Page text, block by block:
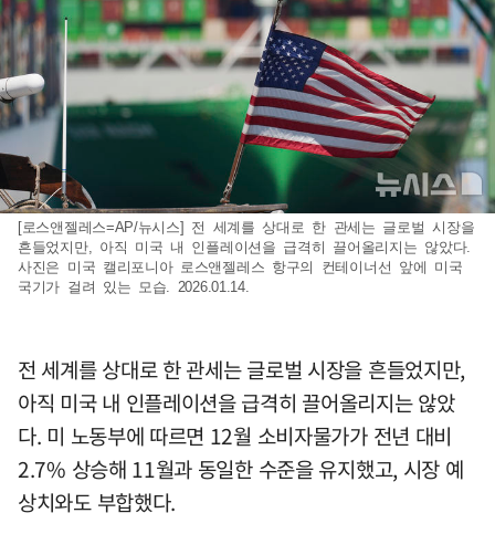
[로스앤젤레스=AP/뉴시스] 전 세계를 상대로 한 관세는 글로벌 시장을
흔들었지만, 아직 미국 내 인플레이션을 급격히 끌어올리지는 않았다.
사진은 미국 캘리포니아 로스앤젤레스 항구의 컨테이너선 앞에 미국
국기가 걸려 있는 모습. 2026.01.14.
전 세계를 상대로 한 관세는 글로벌 시장을 흔들었지만,
아직 미국 내 인플레이션을 급격히 끌어올리지는 않았
다. 미 노동부에 따르면 12월 소비자물가가 전년 대비
2.7% 상승해 11월과 동일한 수준을 유지했고, 시장 예
상치와도 부합했다.